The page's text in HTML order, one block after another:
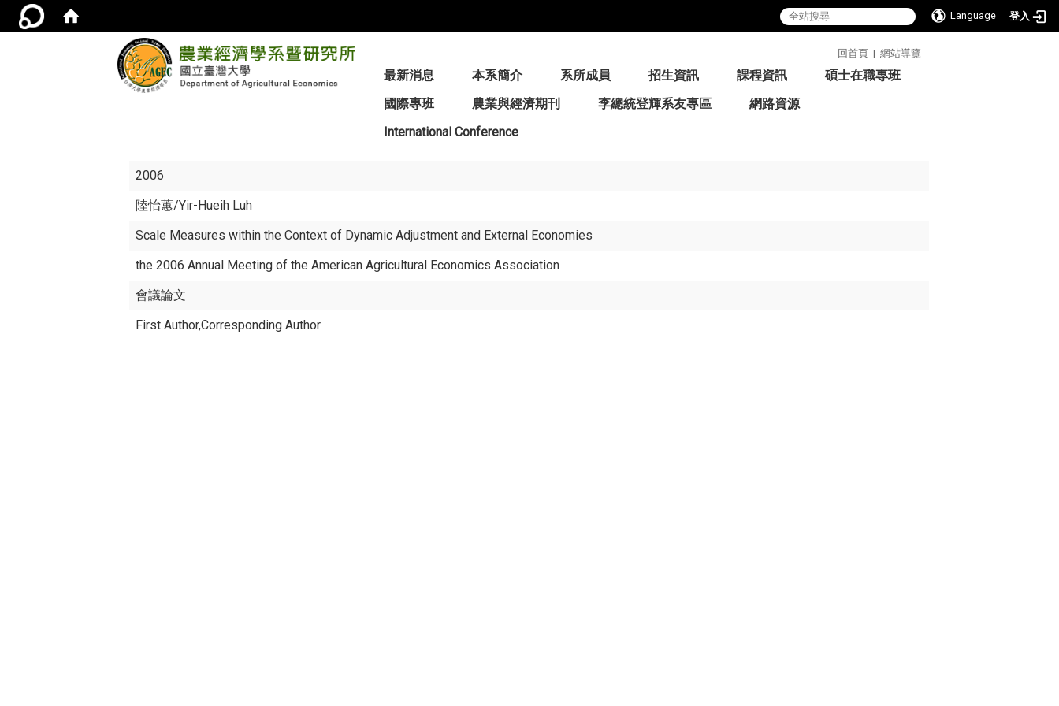
Language 登入
回首頁 | 網站導覽
最新消息 本系簡介 系所成員 招生資訊 課程資訊
碩士在職專班
國際專班
農業與經濟期刊 李總統登輝系友專區
網路資源
International Conference
2006
陸怡蕙/Yir-Hueih Luh
Scale Measures within the Context of Dynamic Adjustment and External Economies
the 2006 Annual Meeting of the American Agricultural Economics Association
會議論文
First Author,Corresponding Author